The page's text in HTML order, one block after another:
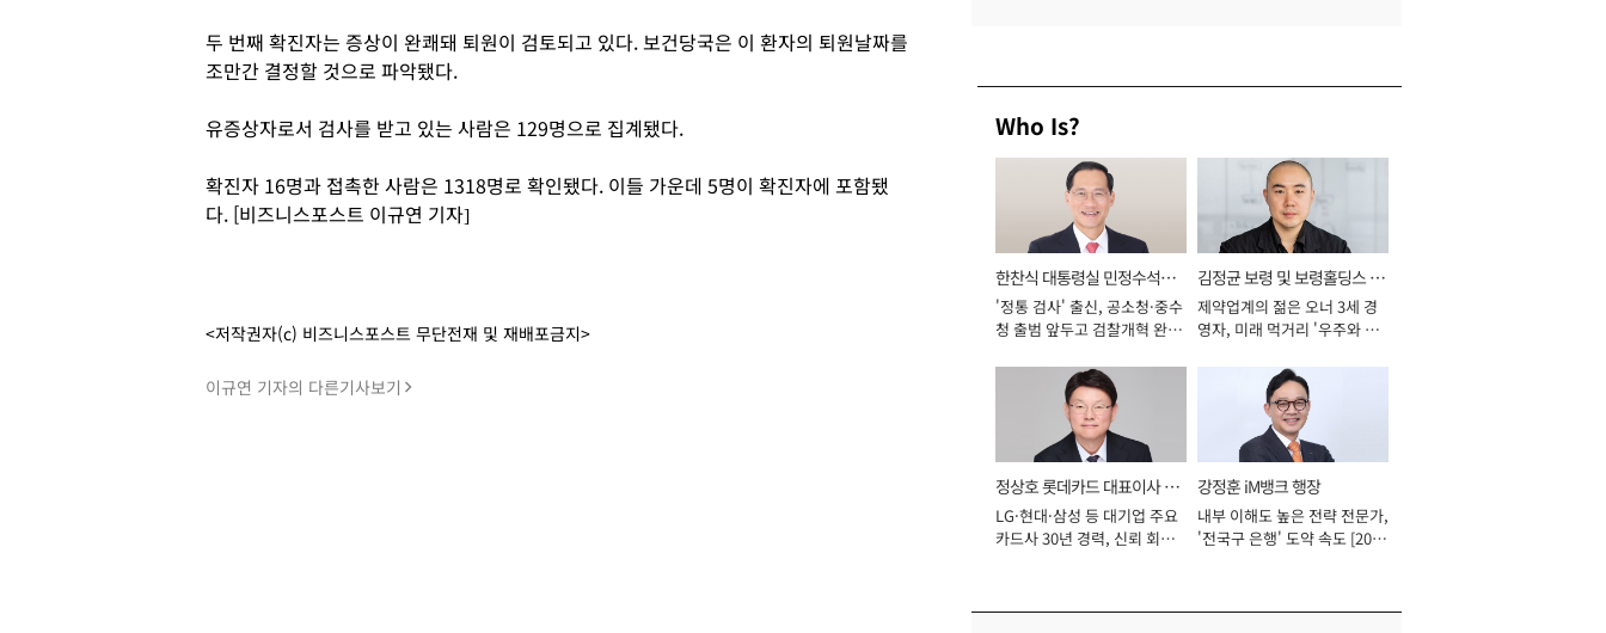
두 번째 확진자는 증상이 완쾌돼 퇴원이 검토되고 있다. 보건당국은 이 환자의 퇴원날짜를
조만간 결정할 것으로 파악됐다.
유증상자로서 검사를 받고 있는 사람은 129명으로 집계됐다.
확진자 16명과 접촉한 사람은 1318명로 확인됐다. 이들 가운데 5명이 확진자에 포함됐
다. [비즈니스포스트 이규연 기자]
<저작권자(c) 비즈니스포스트 무단전재 및 재배포금지>
이규연 기자의 다른기사보기
Who Is?
한찬식 대통령실 민정수석비
서관
'정통 검사' 출신, 공소청·중수
청 출범 앞두고 검찰개혁 완수
김정균 보령 및 보령홀딩스 대
표이사 사장
제약업계의 젊은 오너 3세 경
영자, 미래 먹거리 '우주와 헬
정상호 롯데카드 대표이사 사
장
LG·현대·삼성 등 대기업 주요
카드사 30년 경력, 신뢰 회복
강정훈 iM뱅크 행장
내부 이해도 높은 전략 전문가,
'전국구 은행' 도약 속도 [2026